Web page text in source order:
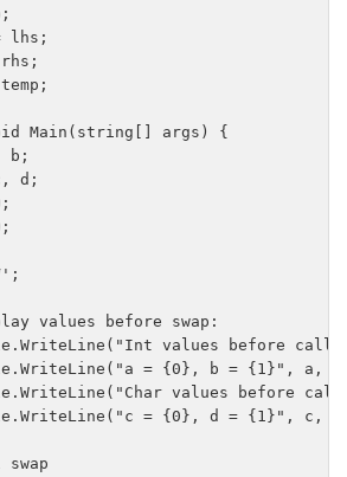
lhs;
Main(string[] args) {
b;
d;
values before swap:
values before
= {0}, b = {1}", a,
values before
= {0}, d = {1}", c,
swap